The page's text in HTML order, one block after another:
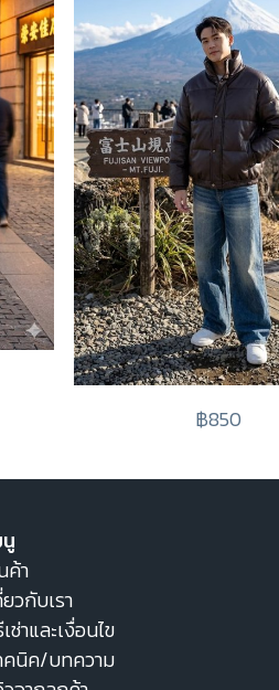
฿850
ค้า
วกับเรา
ช่าและเงื่อนไข
คนิค/บทความ